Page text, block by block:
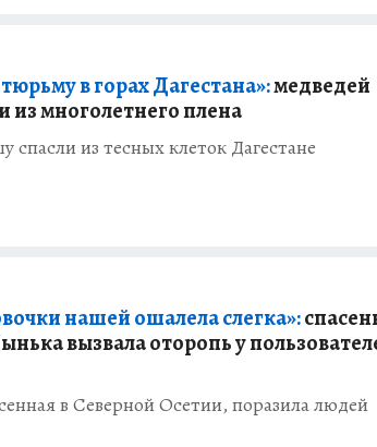
в горах Дагестана»:медведей
многолетнего плена
из тесных клеток Дагестане
нашей ошалела слегка»:
вызвала оторопь у
в Северной Осетии, поразила людей